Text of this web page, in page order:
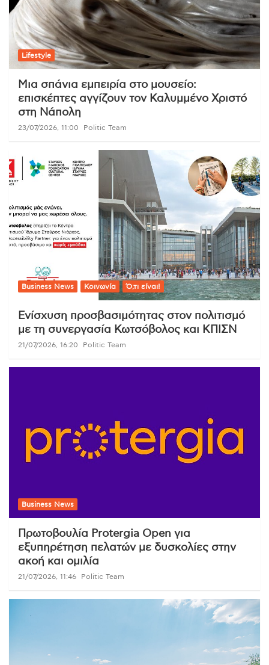
Lifestyle
Μια σπάνια εμπειρία στο μουσείο:
επισκέπτες αγγίζουν τον Καλυμμένο Χριστό
στη Νάπολη
23/07/2026, 11:00 Politic Team
Business News Κοινωνία Ό,τι είναι!
Ενίσχυση προσβασιμότητας στον πολιτισμό
με τη συνεργασία Κωτσόβολος και ΚΠΙΣΝ
21/07/2026, 16:20 Politic Team
Business News
Πρωτοβουλία Protergia Open για
εξυπηρέτηση πελατών με δυσκολίες στην
ακοή και ομιλία
21/07/2026, 11:46 Politic Team